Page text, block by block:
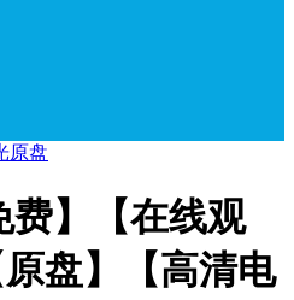
原盘
费】【在线观
盘】【高清电